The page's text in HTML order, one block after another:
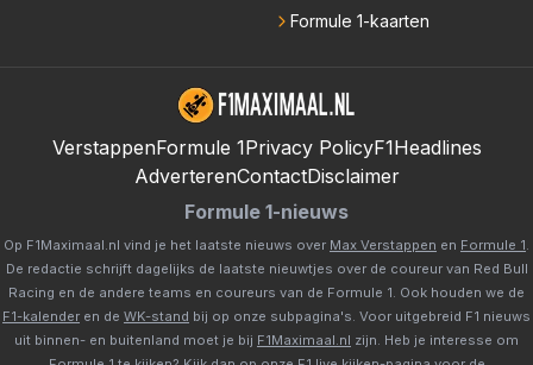
Formule 1-kaarten
VerstappenFormule 1Privacy PolicyF1Headlines
AdverterenContactDisclaimer
Formule 1-nieuws
Op F1Maximaal.nl vind je het laatste nieuws over Max Verstappen en Formule 1.
De redactie schrijft dagelijks de laatste nieuwtjes over de coureur van Red Bull
Racing en de andere teams en coureurs van de Formule 1. Ook houden we de
F1-kalender en de WK-stand bij op onze subpagina's. Voor uitgebreid F1 nieuws
uit binnen- en buitenland moet je bij F1Maximaal.nl zijn. Heb je interesse om